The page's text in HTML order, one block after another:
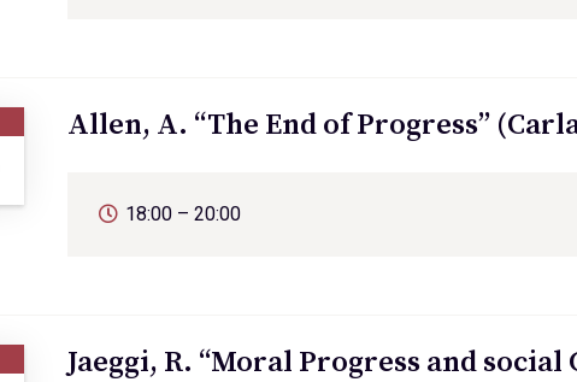
Allen, A. “The End of Progress”
18:00 – 20:00
Jaeggi, R. “Moral Progress and